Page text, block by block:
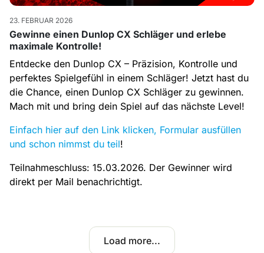
23. FEBRUAR 2026
Gewinne einen Dunlop CX Schläger und erlebe
maximale Kontrolle!
Entdecke den Dunlop CX – Präzision, Kontrolle und
perfektes Spielgefühl in einem Schläger! Jetzt hast du
die Chance, einen Dunlop CX Schläger zu gewinnen.
Mach mit und bring dein Spiel auf das nächste Level!
Einfach hier auf den Link klicken, Formular ausfüllen
und schon nimmst du teil!
Teilnahmeschluss: 15.03.2026. Der Gewinner wird
direkt per Mail benachrichtigt.
Load more...